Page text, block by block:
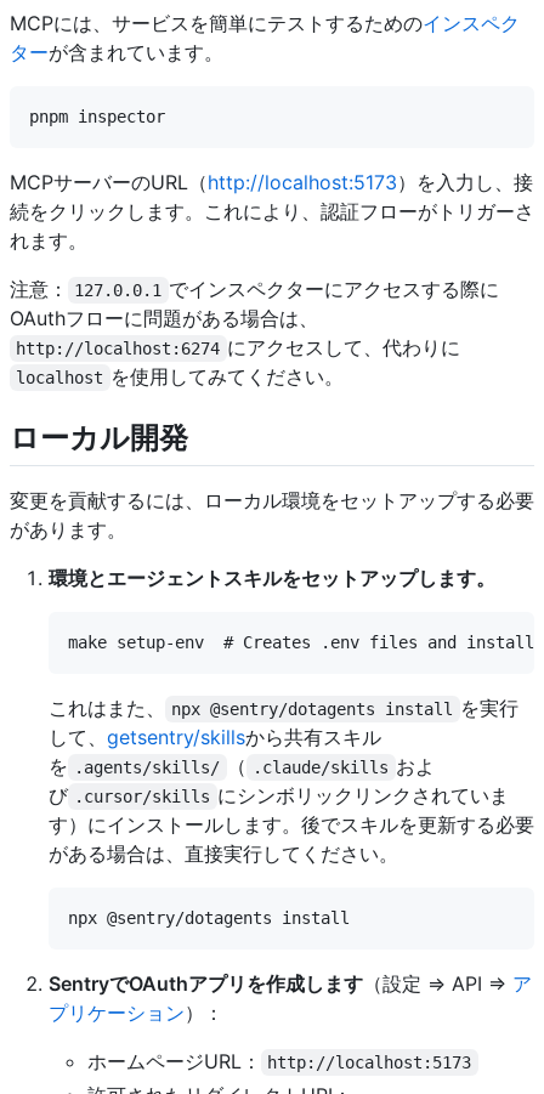
MCPには、サービスを簡単にテストするためのインスペク
ターが含まれています。
MCPサーバーのURL（http://localhost:5173）を入力し、接
続をクリックします。これにより、認証フローがトリガーさ
れます。
注意：
127.0.0.1 でインスペクターにアクセスする際に
OAuthフローに問題がある場合は、
http://localhost:6274 にアクセスして、代わりに
localhost を使用してみてください。
ローカル開発
変更を貢献するには、ローカル環境をセットアップする必要
があります。
環境とエージェントスキルをセットアップします。
これはまた、 npx @sentry/dotagents install
を実行
して、 getsentry/skillsから共有スキル
を .agents/skills/ （ .claude/skills およ
び .cursor/skills にシンボリックリンクされていま
す）にインストールします。後でスキルを更新する必要
がある場合は、直接実行してください。
SentryでOAuthアプリを作成します （設定 => API => ア
プリケーション）：
ホームページURL：
http://localhost:5173